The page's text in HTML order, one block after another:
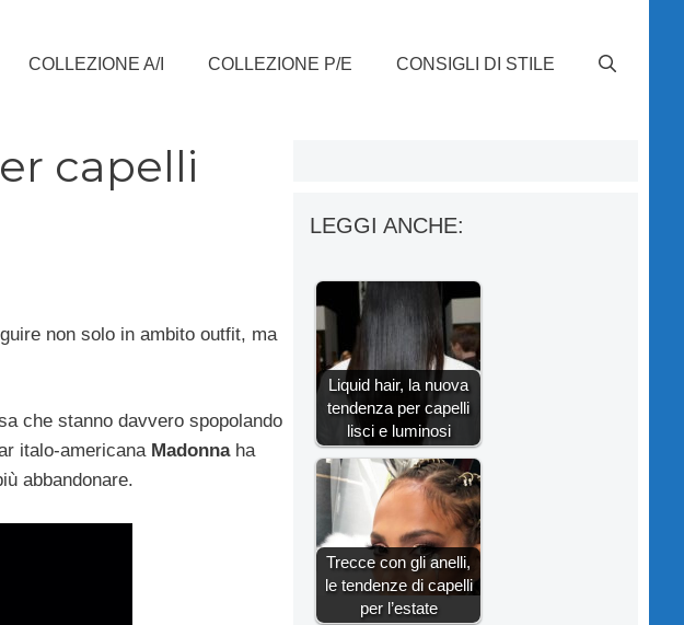
COLLEZIONE A/I COLLEZIONE P/E CONSIGLI DI STILE
capelli
non solo in ambito outfit, ma
che stanno davvero spopolando
italo-americanaMadonnaha
abbandonare.
LEGGI ANCHE:
Liquid hair, la nuova
tendenza per capelli
lisci e luminosi
Trecce con gli anelli,
le tendenze di capelli
per l’estate